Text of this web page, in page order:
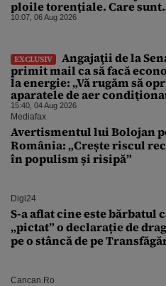
ploile torențiale. Care sunt
zonele vizate, începând
10:07, 06 Aug 2026
EXCLUSIV
Angajaţii de la
primit mail ca să facă
la energie: „Vă rugăm să
aparatele de aer
sfârşitul programului”
15:40, 04 Aug 2026
Mediafax
Avertismentul lui Bolojan
România: „Crește riscul
în populism și risipă”
Digi24
S-a aflat cine este bărbatul
„pictat” o declarație de
pe o stâncă de pe
Cancan.ro